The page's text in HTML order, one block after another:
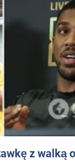
z walką